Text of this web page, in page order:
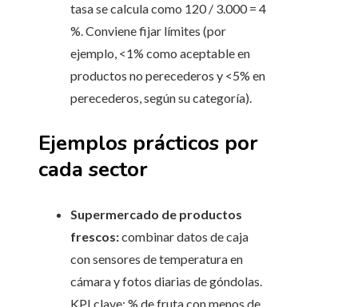
tasa se calcula como 120 / 3.000 = 4
%. Conviene fijar límites (por
ejemplo, <1% como aceptable en
productos no perecederos y <5% en
perecederos, según su categoría).
Ejemplos prácticos por
cada sector
Supermercado de productos
frescos:combinar datos de caja
con sensores de temperatura en
cámara y fotos diarias de góndolas.
KPI clave: % de fruta con menos de